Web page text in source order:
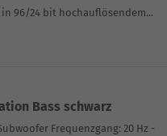
96/24 bit hochauflösendem...
Bass schwarz
Frequenzgang: 20 Hz -